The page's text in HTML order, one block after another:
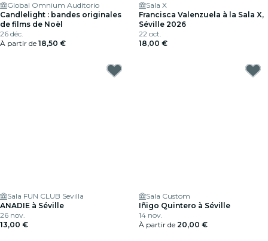
Global Omnium Auditorio
Candlelight : bandes originales
de films de Noël
26 déc.
À partir de 18,50 €
Sala X
Francisca Valenzuela à la Sala X,
Séville 2026
22 oct.
18,00 €
Sala FUN CLUB Sevilla
ANADIE à Séville
26 nov.
13,00 €
Sala Custom
Iñigo Quintero à Séville
14 nov.
À partir de 20,00 €